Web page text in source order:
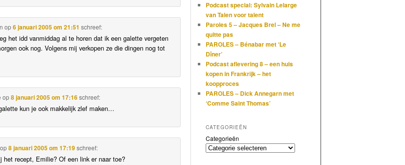
op6 januari 2005 om 21:51 schreef:
het idd vanmiddag al te horen dat ik een galette vergeten
ook nog. Volgens mij verkopen ze die dingen nog tot
op8 januari 2005 om 17:16schreef:
kun je ook makkelijk zlef maken…
op8 januari 2005 om 17:19schreef:
het recept, Emilie? Of een link er naar toe?
Podcast special: Sylvain Lelarge
van Talen voor talent
Paroles 5 – Jacques Brel – Ne me
quitte pas
PAROLES – Bénabar met ‘Le
Dîner’
Podcast aflevering 8 – een huis
kopen in Frankrijk – het
koopproces
PAROLES – Dick Annegarn met
‘Comme Saint Thomas’
CATEGORIEËN
Categorieën